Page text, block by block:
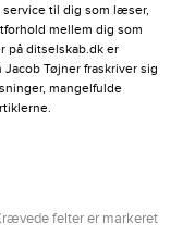
til dig som læser,
mellem dig som
på ditselskab.dk er
Tøjner fraskriver sig
mangelfulde
felter er markeret